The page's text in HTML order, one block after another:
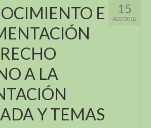
15
AGO 2018
E
A LA
Y TEMAS